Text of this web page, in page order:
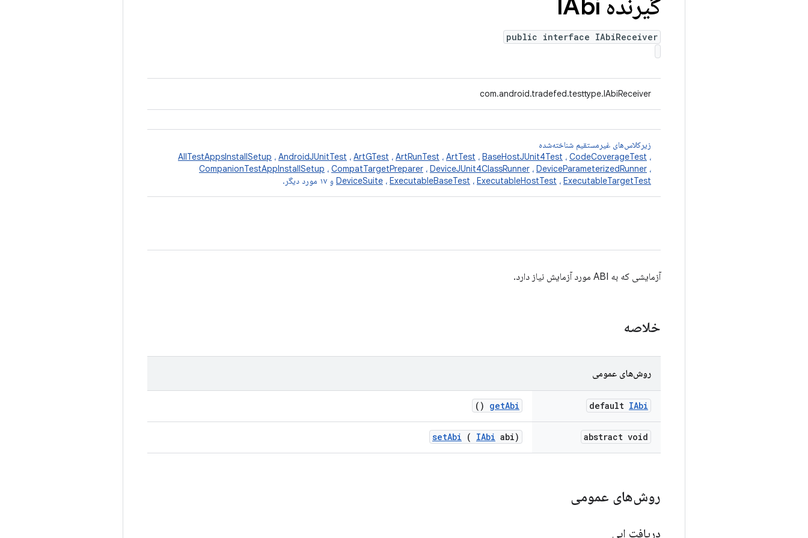
گیرنده IAbi
public interface IAbiReceiver
com.android.tradefed.testtype.IAbiReceiver
زیرکلاس‌های غیرمستقیم شناخته‌شده
AllTestAppsInstallSetup ، AndroidJUnitTest ، ArtGTest ، ArtRunTest ، ArtTest ، BaseHostJUnit4Test ، CodeCoverageTest ،
CompanionTestAppInstallSetup ، CompatTargetPreparer ، DeviceJUnit4ClassRunner ، DeviceParameterizedRunner ،
DeviceSuite ، ExecutableBaseTest ، ExecutableHostTest ، ExecutableTargetTest و ۱۷ مورد دیگر.
آزمایشی که به ABI مورد آزمایش نیاز دارد.
خلاصه
روش‌های عمومی
default IAbi
getAbi
()
abstract void
setAbi ( IAbi abi)
روش‌های عمومی
دریافت ابی